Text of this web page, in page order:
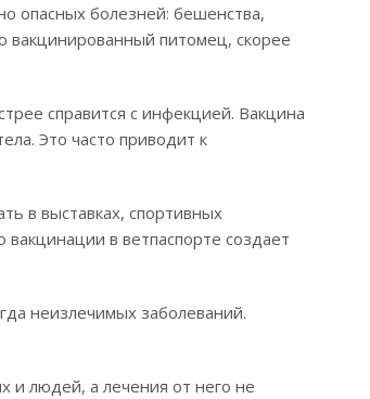
опасных болезней: бешенства,
вакцинированный питомец, скорее
справится с инфекцией. Вакцина
Это часто приводит к
в выставках, спортивных
в ветпаспорте создает
неизлечимых заболеваний.
и людей, а лечения от него не